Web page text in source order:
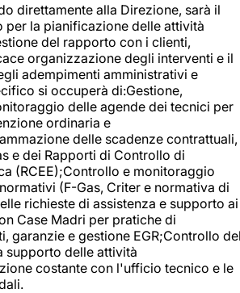
direttamente alla Direzione, sarà il
per la pianificazione delle attività
del rapporto con i clienti,
organizzazione degli interventi e il
adempimenti amministrativi e
si occuperà di:Gestione,
delle agende dei tecnici per
ordinaria e
delle scadenze contrattuali,
e dei Rapporti di Controllo di
(RCEE);Controllo e monitoraggio
(F-Gas, Criter e normativa di
richieste di assistenza e supporto ai
Case Madri per pratiche di
garanzie e gestione EGR;Controllo
supporto delle attività
costante con l'ufficio tecnico e le